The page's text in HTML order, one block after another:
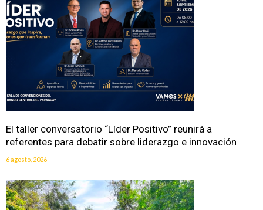
El taller conversatorio “Líder Positivo” reunirá a
referentes para debatir sobre liderazgo e innovación
6 agosto, 2026